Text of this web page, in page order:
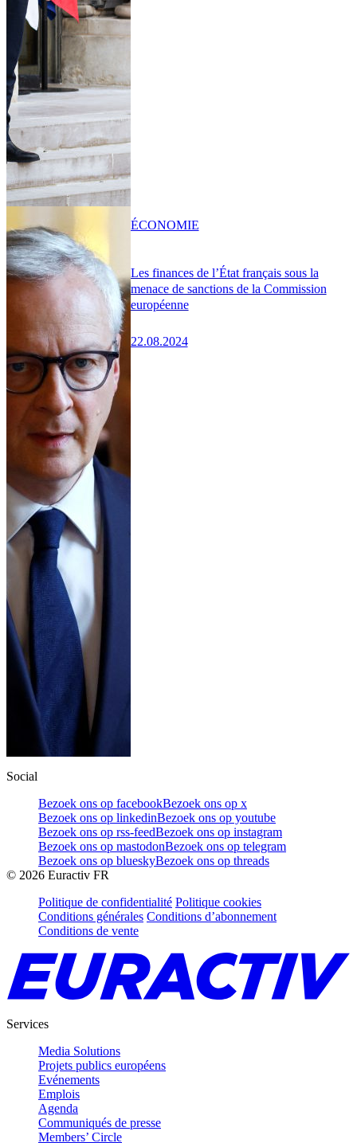
Les finances de l’État français sous la
menace de sanctions de la Commission
européenne
22.08.2024
ÉCONOMIE
Social
Bezoek ons op facebookBezoek ons op x
Bezoek ons op linkedinBezoek ons op youtube
Bezoek ons op rss-feedBezoek ons op instagram
Bezoek ons op mastodonBezoek ons op telegram
Bezoek ons op blueskyBezoek ons op threads
© 2026 Euractiv FR
Politique de confidentialité Politique cookies
Conditions générales Conditions d’abonnement
Conditions de vente
Services
Media Solutions
Projets publics européens
Evénements
Emplois
Agenda
Communiqués de presse
Members’ Circle